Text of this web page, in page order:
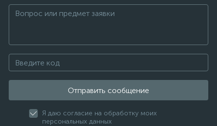
Отправить сообщение
Я даю согласие на обработку моих
персональных данных